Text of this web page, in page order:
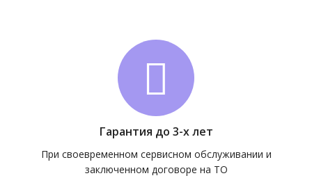
Гарантия до 3-х лет
При своевременном сервисном обслуживании и
заключенном договоре на ТО